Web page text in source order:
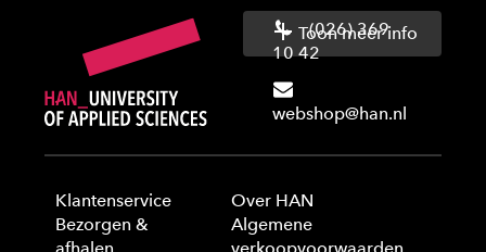
(026) 369
10 42
webshop@han.nl
Toon meer info
Klantenservice
Bezorgen &
Over HAN
Algemene